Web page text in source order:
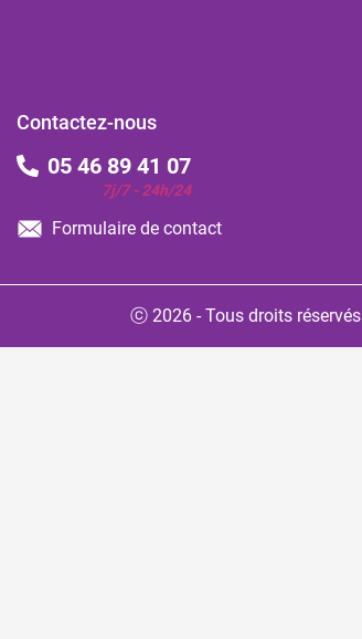
Contactez-nous
05 46 89 41 07
7j/7 - 24h/24
Formulaire de contact
ⓒ 2026 - Tous droits réservés